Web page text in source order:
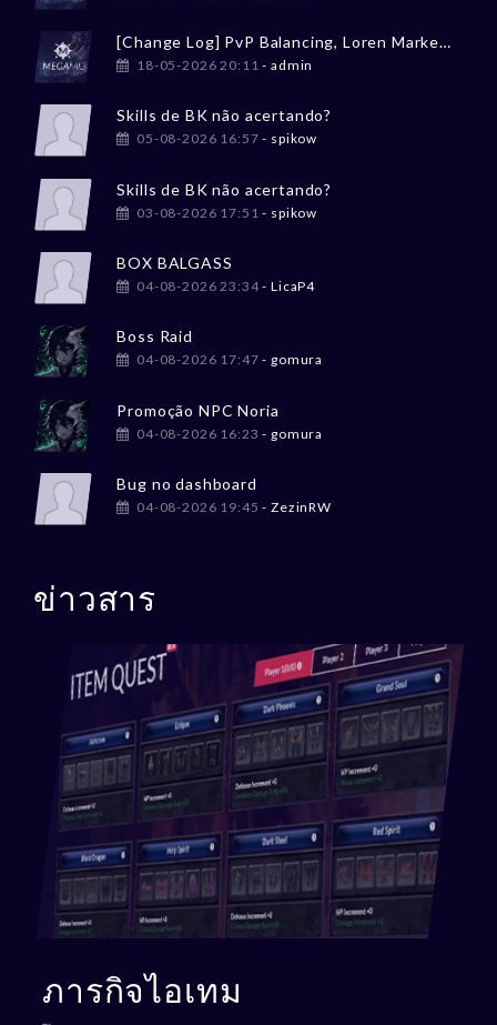
[Change Log] PvP Balancing, Loren Market, Tesouro Perdido
18-05-2026 20:11 - admin
Skills de BK não acertando?
05-08-2026 16:57 - spikow
Skills de BK não acertando?
03-08-2026 17:51 - spikow
BOX BALGASS
04-08-2026 23:34- LicaP4
Boss Raid
04-08-2026 17:47 - gomura
Promoção NPC Noria
04-08-2026 16:23 - gomura
Bug no dashboard
04-08-2026 19:45 - ZezinRW
ข่าวสาร
ภารกิจไอเทม